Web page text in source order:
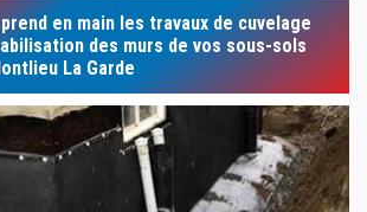
en main les travaux de cuvelage
des murs de vos sous-sols
La Garde